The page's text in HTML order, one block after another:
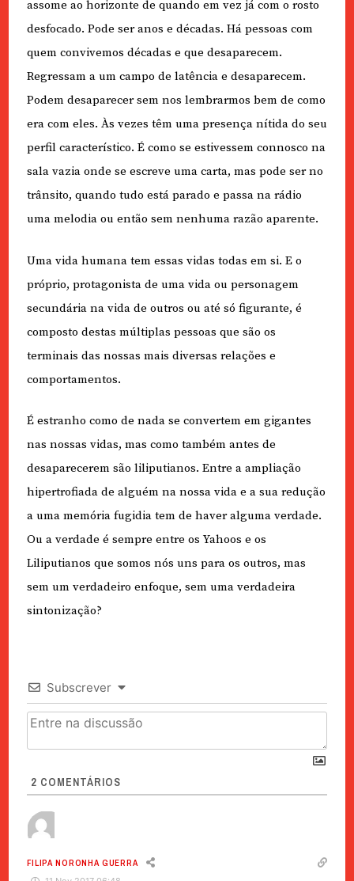
assome ao horizonte de quando em vez já com o rosto
desfocado. Pode ser anos e décadas. Há pessoas com
quem convivemos décadas e que desaparecem.
Regressam a um campo de latência e desaparecem.
Podem desaparecer sem nos lembrarmos bem de como
era com eles. Às vezes têm uma presença nítida do seu
perfil característico. É como se estivessem connosco na
sala vazia onde se escreve uma carta, mas pode ser no
trânsito, quando tudo está parado e passa na rádio
uma melodia ou então sem nenhuma razão aparente.
Uma vida humana tem essas vidas todas em si. E o
próprio, protagonista de uma vida ou personagem
secundária na vida de outros ou até só figurante, é
composto destas múltiplas pessoas que são os
terminais das nossas mais diversas relações e
comportamentos.
É estranho como de nada se convertem em gigantes
nas nossas vidas, mas como também antes de
desaparecerem são liliputianos. Entre a ampliação
hipertrofiada de alguém na nossa vida e a sua redução
a uma memória fugidia tem de haver alguma verdade.
Ou a verdade é sempre entre os Yahoos e os
Liliputianos que somos nós uns para os outros, mas
sem um verdadeiro enfoque, sem uma verdadeira
sintonização?
Subscrever
2 COMENTÁRIOS
FILIPA NORONHA GUERRA